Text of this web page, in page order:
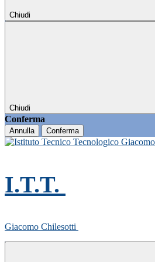
Chiudi
Chiudi
Conferma
Annulla Conferma
I.T.T.
Giacomo Chilesotti